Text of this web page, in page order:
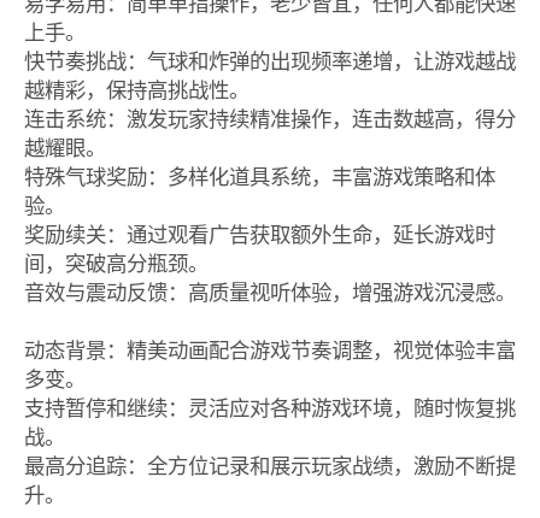
上手。
快节奏挑战：气球和炸弹的出现频率递增，让游戏越战
越精彩，保持高挑战性。
连击系统：激发玩家持续精准操作，连击数越高，得分
越耀眼。
特殊气球奖励：多样化道具系统，丰富游戏策略和体
验。
奖励续关：通过观看广告获取额外生命，延长游戏时
间，突破高分瓶颈。
音效与震动反馈：高质量视听体验，增强游戏沉浸感。
动态背景：精美动画配合游戏节奏调整，视觉体验丰富
多变。
支持暂停和继续：灵活应对各种游戏环境，随时恢复挑
战。
最高分追踪：全方位记录和展示玩家战绩，激励不断提
升。